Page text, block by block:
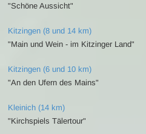
"Schöne Aussicht"
Kitzingen (8 und 14 km)
"Main und Wein - im Kitzinger Land"
Kitzingen (6 und 10 km)
"An den Ufern des Mains"
Kleinich (14 km)
"Kirchspiels Tälertour"